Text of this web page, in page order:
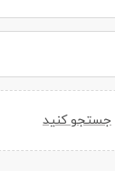
جستجو کنید